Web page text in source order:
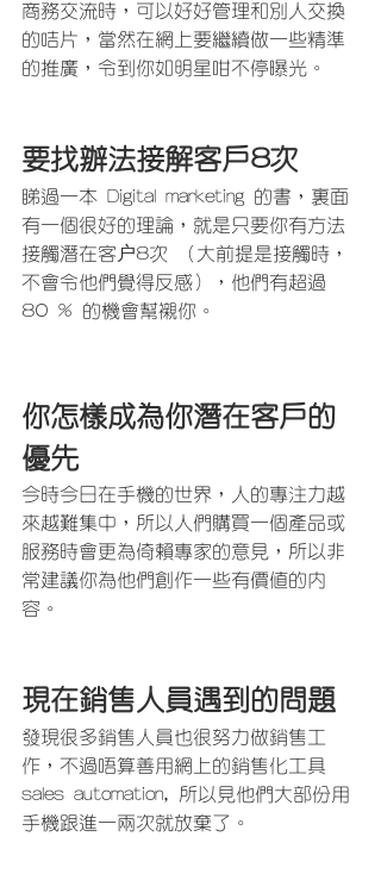
商務交流時，可以好好管理和別人交換
的咭片，當然在網上要繼續做一些精準
的推廣，令到你如明星咁不停曝光。
要找辦法接解客戶8次
睇過一本 Digital marketing 的書，裏面
有一個很好的理論，就是只要你有方法
接觸潛在客户8次 （大前提是接觸時，
不會令他們覺得反感），他們有超過
80 % 的機會幫襯你。
你怎樣成為你潛在客戶的
優先
今時今日在手機的世界，人的專注力越
來越難集中，所以人們購買一個產品或
服務時會更為倚賴專家的意見，所以非
常建議你為他們創作一些有價值的內
容。
現在銷售人員遇到的問題
發現很多銷售人員也很努力做銷售工
作，不過唔算善用網上的銷售化工具
sales automation, 所以見他們大部份用
手機跟進一兩次就放棄了。